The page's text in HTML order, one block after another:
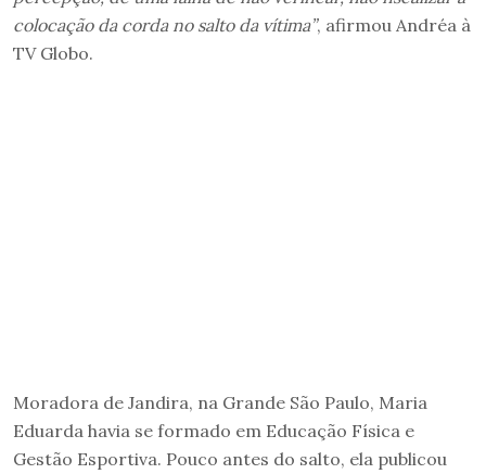
colocação da corda no salto da vítima”, afirmou Andréa à
TV Globo.
Moradora de Jandira, na Grande São Paulo, Maria
Eduarda havia se formado em Educação Física e
Gestão Esportiva. Pouco antes do salto, ela publicou